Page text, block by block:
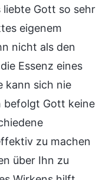
Gott so sehr
eigenem
nicht als den
Essenz eines
kann sich nie
befolgt Gott keine
zu machen
über Ihn zu